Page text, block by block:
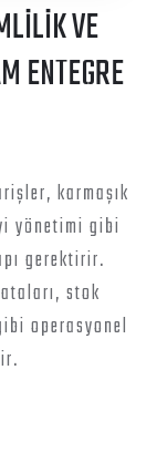
VE
ENTEGRE
karmaşık
yönetimi gibi
gerektirir.
stok
operasyonel